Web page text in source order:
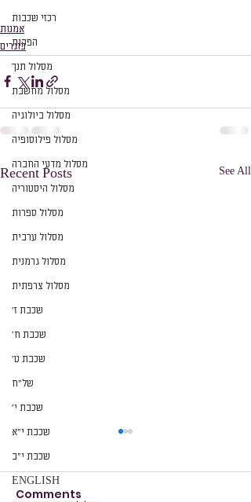
רכזי שכבות
הפקות
מסלול תנך
מסלול מחשבת
מסלול ביולוגיה
מסלול פילוסופיה
מסלול מדעי החברה
מסלול היסטוריה
מסלול ספרות
מסלול ערבית
מסלול גרמנית
מסלול צרפתית
שכבת ז׳
שכבת ח׳
שכבת ט׳
של״ח
שכבת י׳
שכבת י״א
שכבת י״ב
ENGLISH
אמנות
בוגרים
Recent Posts See All
Comments